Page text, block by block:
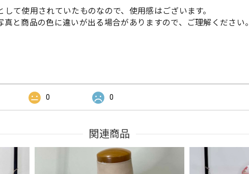
て使用されていたものなので、使用感はございます。
と商品の色に違いが出る場合がありますので、ご理解ください。
0 0
関連商品